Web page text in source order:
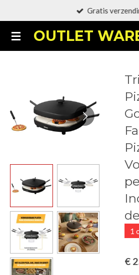
naar
de
OUTLET
Gratis
1
€